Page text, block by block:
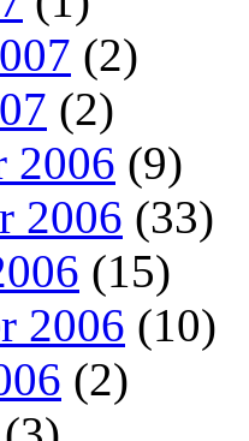
(2)
(2)
2006 (9)
2006 (33)
(15)
2006 (10)
(2)